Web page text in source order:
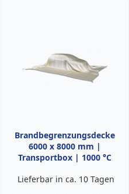
Brandbegrenzungsdecke
6000 x 8000 mm |
Transportbox | 1000 °C
Lieferbar in ca. 10 Tagen